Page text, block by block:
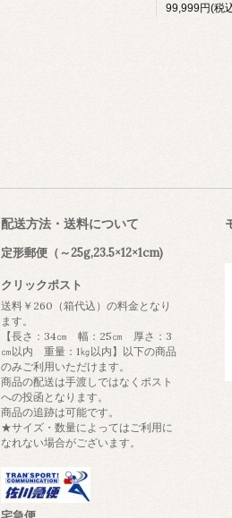
99,999円(税
配送方法・送料について
定形郵便（～25g,23.5×12×1cm)
クリックポスト
送料￥260（箱代込）の料金となり
ます。
【長さ：34㎝ 幅：25㎝ 厚さ：3
㎝以内 重量：1㎏以内】以下の商品
のみご利用いただけます。
商品の配送は手渡しではなくポスト
への投函となります。
商品の追跡は可能です。
★サイズ・数量によってはご利用に
なれない場合がございます。